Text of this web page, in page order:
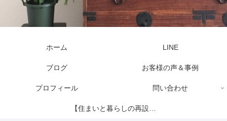
ホーム LINE
ブログ お客様の声＆事例
プロフィール 問い合わせ
【住まいと暮らしの再設計